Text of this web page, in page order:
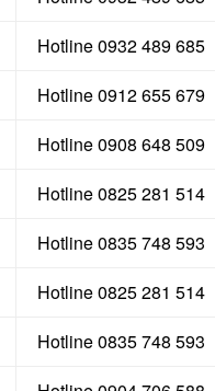
Hotline 0932 489 685
Hotline 0912 655 679
Hotline 0908 648 509
Hotline 0825 281 514
Hotline 0835 748 593
Hotline 0825 281 514
Hotline 0835 748 593